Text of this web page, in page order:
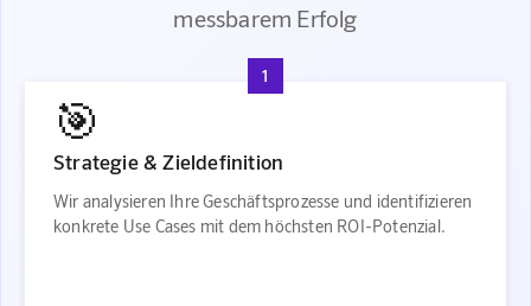
messbarem Erfolg
1
🎯
Strategie & Zieldefinition
Wir analysieren Ihre Geschäftsprozesse und identifizieren
konkrete Use Cases mit dem höchsten ROI-Potenzial.